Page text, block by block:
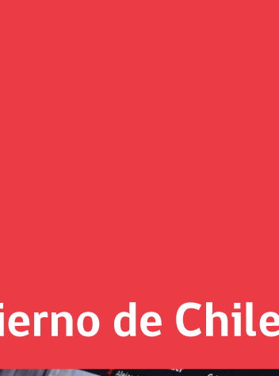
destacando la
la recuperación